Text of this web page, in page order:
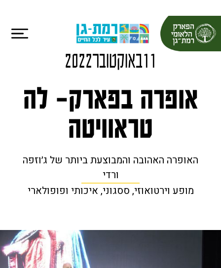
11באוקטובר2022
אופרה בפארק- לה
טראוויטה
האופרה האהובה והמבוצעת ביותר של ג׳וזפה
ורדי
מופע וירטואוזי, ססגוני, איכותי ופופולארי